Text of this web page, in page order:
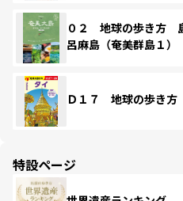
０２ 地球の歩き方
呂麻島（奄美群島１
Ｄ１７ 地球の歩き
特設ページ